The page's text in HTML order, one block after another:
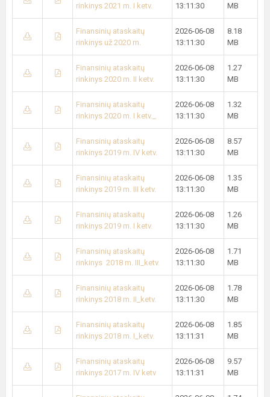
rinkinys 2021 m. I ketv.
13:11:30
MB
Finansinių ataskaitų
rinkinys už 2020 m.
2026-06-08
13:11:30
8.18
MB
Finansinių ataskaitų
rinkinys 2020 m. II ketv.
2026-06-08
13:11:30
1.27
MB
Finansinių ataskaitų
rinkinys 2020 m. I ketv._
2026-06-08
13:11:30
1.32
MB
Finansinių ataskaitų
rinkinys 2019 m. IV ketv.
2026-06-08
13:11:30
8.57
MB
Finansinių ataskaitų
rinkinys 2019 m. III ketv.
2026-06-08
13:11:30
1.35
MB
Finansinių ataskaitų
rinkinys 2019 m. I ketv.
2026-06-08
13:11:30
1.26
MB
Finansinių ataskaitų
rinkinys 2018 m. III_ketv.
2026-06-08
13:11:30
1.71
MB
Finansinių ataskaitų
rinkinys 2018 m. II_ketv.
2026-06-08
13:11:30
1.78
MB
Finansinių ataskaitų
rinkinys 2018 m. I_ketv.
2026-06-08
13:11:31
1.85
MB
Finansinių ataskaitų
rinkinys 2017 m. IV ketv
2026-06-08
13:11:31
9.57
MB